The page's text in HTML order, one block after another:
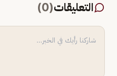
التعليقات(
0
)